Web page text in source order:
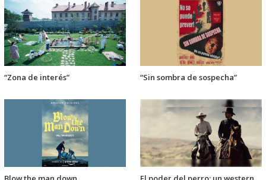
“Zona de interés” “Sin sombra de sospecha”